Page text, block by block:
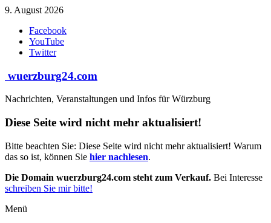
Zum
springen
9. August 2026
Facebook
YouTube
Twitter
wuerzburg24.com
Nachrichten, Veranstaltungen und Infos für Würzburg
Diese Seite wird nicht mehr aktualisiert!
Bitte beachten Sie: Diese Seite wird nicht mehr aktualisiert! Warum
das so ist, können Sie hier nachlesen.
Die Domain wuerzburg24.com steht zum Verkauf. Bei Interesse
schreiben Sie mir bitte!
Menü